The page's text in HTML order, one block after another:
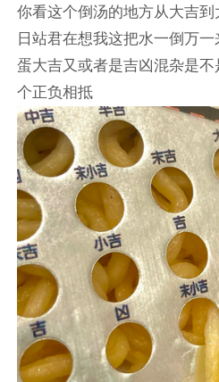
你看这个倒汤的地方从大吉
日站君在想我这把水一倒万
蛋大吉又或者是吉凶混杂是
个正负相抵